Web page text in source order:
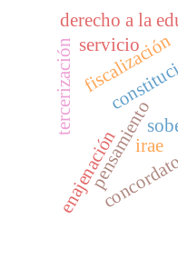
fiscalización
pensamiento
derecho a la
irae
tercerización
enajenación
servicio